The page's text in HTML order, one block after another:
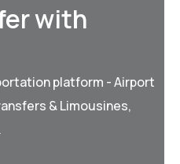
with
platform - Airport
& Limousines,